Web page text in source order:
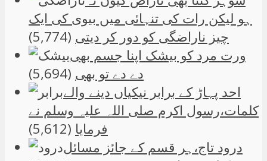
ہو لیکن رات کی تنہائی میں بیوی کی ایک
چیز ناراضگی کو دور کر دیتی (5,774)
ورت مرد کو بیشک اپنا جسم بھی
دے دے تو بھی (5,694)
احد پہاڑ کے برابر نیکیاں دینے والے
کلمات،رسول اکرم صلی اللہ علیہ وسلم نے
فرمایا (5,612)
درود تاج،ہر قسم کے جائز مسائل